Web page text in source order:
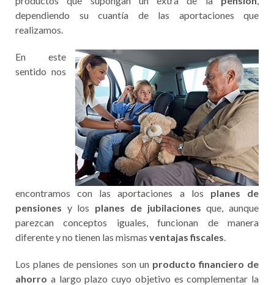
dependiendo su cuantía de las aportaciones que
realizamos.
En este
sentido nos
encontramos con las aportaciones a los planes de
pensiones y los planes de jubilaciones que, aunque
parezcan conceptos iguales, funcionan de manera
diferente y no tienen las mismas ventajas fiscales.
Los planes de pensiones son un producto financiero de
ahorro a largo plazo cuyo objetivo es complementar la